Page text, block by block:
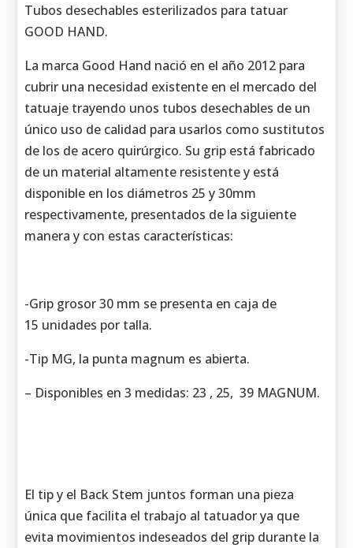
Tubos desechables esterilizados para tatuar
GOOD HAND.
La marca Good Hand nació en el año 2012 para
cubrir una necesidad existente en el mercado del
tatuaje trayendo unos tubos desechables de un
único uso de calidad para usarlos como sustitutos
de los de acero quirúrgico. Su grip está fabricado
de un material altamente resistente y está
disponible en los diámetros 25 y 30mm
respectivamente, presentados de la siguiente
manera y con estas características:
-Grip grosor 30 mm se presenta en caja de
15 unidades por talla.
-Tip MG, la punta magnum es abierta.
– Disponibles en 3 medidas: 23 , 25, 39 MAGNUM.
El tip y el Back Stem juntos forman una pieza
única que facilita el trabajo al tatuador ya que
evita movimientos indeseados del grip durante la